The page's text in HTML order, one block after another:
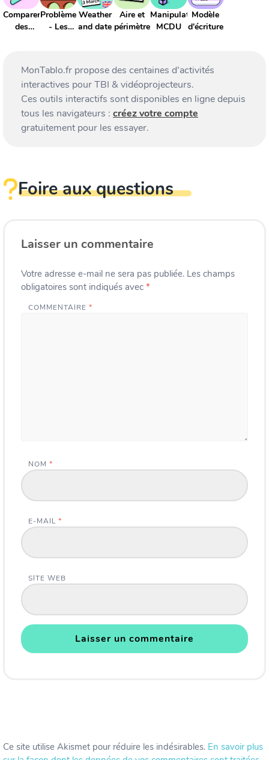
Comparer
des
Problème
- Les
Weather
and date
Aire et
périmètre
Manipulation
MCDU
Modèle
d'écriture
MonTablo.fr propose des centaines d’activités
interactives pour TBI & vidéoprojecteurs.
Ces outils interactifs sont disponibles en ligne depuis
tous les navigateurs : créez votre compte
gratuitement pour les essayer.
Foire aux questions
Laisser un commentaire
Votre adresse e-mail ne sera pas publiée. Les champs
obligatoires sont indiqués avec *
COMMENTAIRE *
NOM *
E-MAIL *
SITE WEB
Ce site utilise Akismet pour réduire les indésirables. En savoir plus